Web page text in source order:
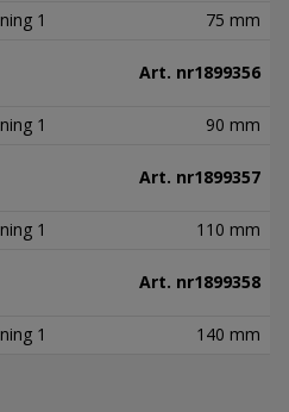
1 75 mm
Art. nr1899356
1 90 mm
Art. nr1899357
1 110 mm
Art. nr1899358
1 140 mm